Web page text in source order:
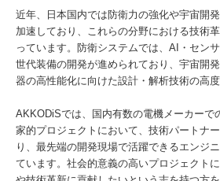
近年、日本国内では防衛力の強化や宇宙開
加速しており、これらの分野における技術
っています。防衛システムでは、AI・セン
世代装備の開発が進められており、宇宙開
器の高性能化に向けた設計・解析技術の高
AKKODiSでは、国内有数の電機メーカーで
家的プロジェクトにおいて、技術パートナ
り、最先端の開発現場で活躍できるエンジ
ています。社会的意義の高いプロジェクト